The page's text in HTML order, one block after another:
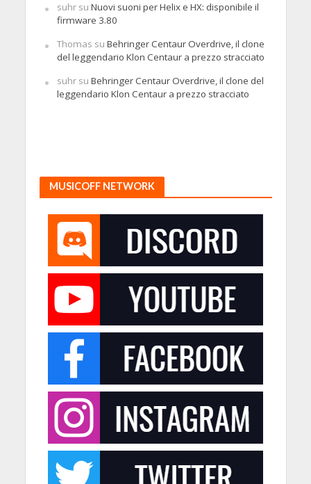
suhrsu Nuovi suoni per Helix e HX: disponibile il
firmware 3.80
Thomas su Behringer Centaur Overdrive, il clone
del leggendario Klon Centaur a prezzo stracciato
suhrsu Behringer Centaur Overdrive, il clone del
leggendario Klon Centaur a prezzo stracciato
MUSICOFF NETWORK